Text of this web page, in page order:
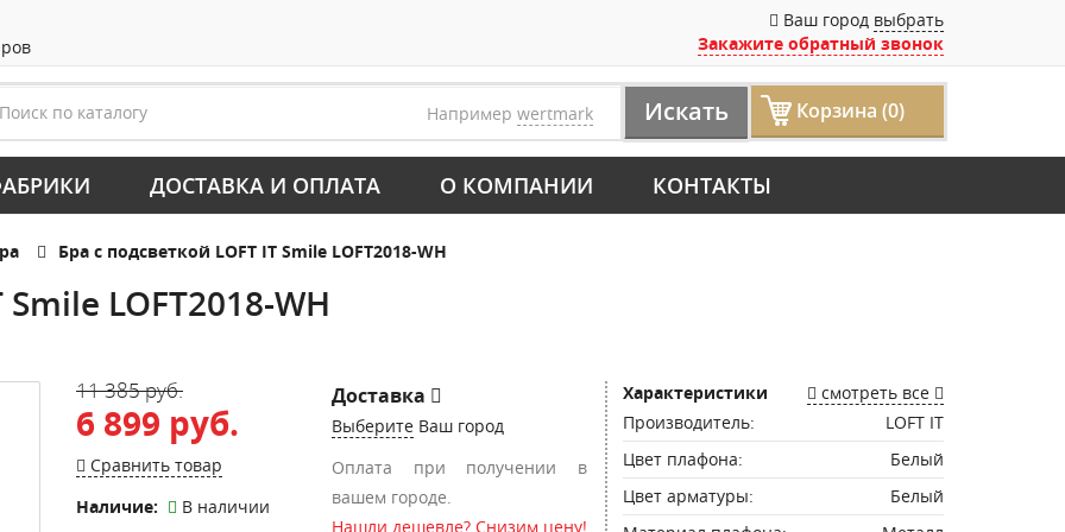
Ваш город выбрать
Закажите обратный звонок
Например wertmark Искать Корзина (0)
ДОСТАВКА И ОПЛАТА О КОМПАНИИ КОНТАКТЫ
Бра с подсветкой LOFT IT Smile LOFT2018-WH
LOFT2018-WH
11 385 руб.
6 899 руб.
Сравнить товар
Наличие:
В наличии
Доставка
Выберите Ваш город
Оплата при получении в
вашем городе.
Нашли дешевле? Снизим цену!
Характеристики
смотреть все
Производитель:
LOFT IT
Цвет плафона:
Белый
Цвет арматуры:
Белый